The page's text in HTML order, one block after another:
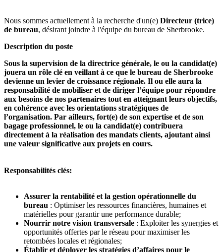
Nous sommes actuellement à la recherche d'un(e) Directeur (trice)
de bureau, désirant joindre à l'équipe du bureau de Sherbrooke.
Description du poste
Sous la supervision de la directrice générale, le ou la candidat(e)
jouera un rôle clé en veillant à ce que le bureau de Sherbrooke
devienne un levier de croissance régionale. Il ou elle aura la
responsabilité de mobiliser et de diriger l’équipe pour répondre
aux besoins de nos partenaires tout en atteignant leurs objectifs,
en cohérence avec les orientations stratégiques de
l’organisation. Par ailleurs, fort(e) de son expertise et de son
bagage professionnel, le ou la candidat(e) contribuera
directement à la réalisation des mandats clients, ajoutant ainsi
une valeur significative aux projets en cours.
Responsabilités clés:
Assurer la rentabilité et la gestion opérationnelle du
bureau : Optimiser les ressources financières, humaines et
matérielles pour garantir une performance durable;
Nourrir notre vision transversale : Exploiter les synergies et
opportunités offertes par le réseau pour maximiser les
retombées locales et régionales;
Établir et déployer les stratégies d’affaires pour le